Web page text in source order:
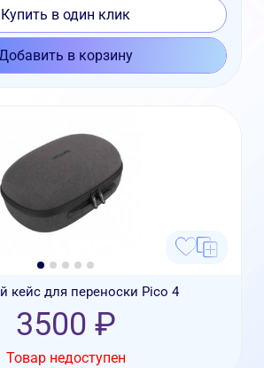
Купить в один клик
в корзину
кейс для переноски Pico 4
3500 ₽
Товар недоступен